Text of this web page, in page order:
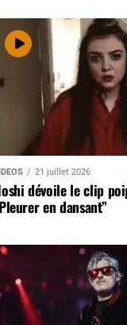
21 juillet 2026
dévoile le clip
en dansant”